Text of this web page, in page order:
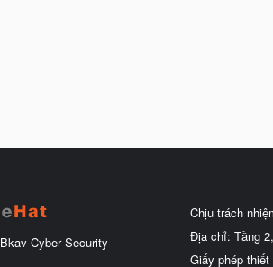
Bkav Cyber Security
Chịu trách
Địa chỉ: Tầng
Giấy phép